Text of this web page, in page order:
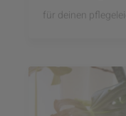
für deinen